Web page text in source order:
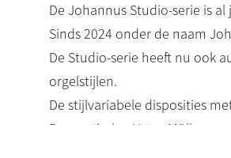
De Johannus Studio-serie is
Sinds 2024 onder de naam
De Studio-serie heeft nu ook
orgelstijlen.
De stijlvariabele disposities
Romantisch – Vater-Müller-